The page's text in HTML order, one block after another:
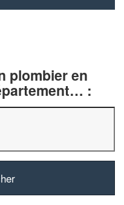
plombier en
: